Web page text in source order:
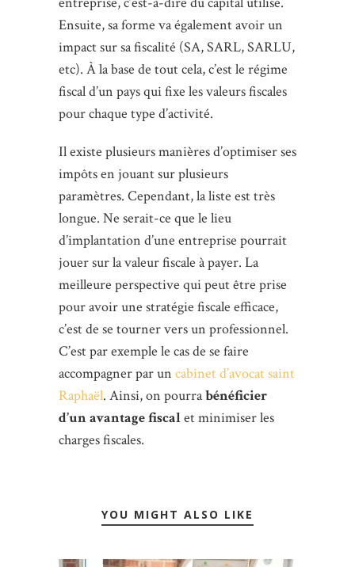
Ensuite, sa forme va également avoir un
impact sur sa fiscalité (SA, SARL, SARLU,
etc). À la base de tout cela, c’est le régime
fiscal d’un pays qui fixe les valeurs fiscales
pour chaque type d’activité.
Il existe plusieurs manières d’optimiser ses
impôts en jouant sur plusieurs
paramètres. Cependant, la liste est très
longue. Ne serait-ce que le lieu
d’implantation d’une entreprise pourrait
jouer sur la valeur fiscale à payer. La
meilleure perspective qui peut être prise
pour avoir une stratégie fiscale efficace,
c’est de se tourner vers un professionnel.
C’est par exemple le cas de se faire
accompagner par un cabinet d’avocat saint
Raphaël. Ainsi, on pourrabénéficier
d’un avantage fiscalet minimiser les
charges fiscales.
YOU MIGHT ALSO LIKE